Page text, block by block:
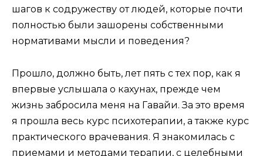
шагов к содружеству от людей, которые почти
полностью были зашорены собственными
нормативами мысли и поведения?
Прошло, должно быть, лет пять с тех пор, как я
впервые услышала о кахунах, прежде чем
жизнь забросила меня на Гавайи. За это время
я прошла весь курс психотерапии, а также курс
практического врачевания. Я знакомилась с
приемами и методами терапии, с целебными